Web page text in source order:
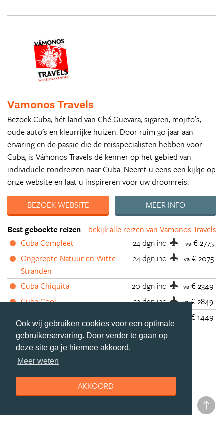
Ook wij gebruiken cookies voor een optimale
gebruikerservaring. Door verder te gaan op
deze site ga je hiermee akkoord.
Meer weten
AKKOORD
Vamonos Travels
Bezoek Cuba, hét land van Ché Guevara, sigaren, mojito’s,
oude auto’s en kleurrijke huizen. Door ruim 30 jaar aan
ervaring en de passie die de reisspecialisten hebben voor
Cuba, is Vámonos Travels dé kenner op het gebied van
individuele rondreizen naar Cuba. Neemt u eens een kijkje op
onze website en laat u inspireren voor uw droomreis.
BEZOEK WEBSITE
MEER INFO
bekijk alle reizen van Vamonos Travels
Best geboekte reizen
Cuba Compleet
24 dgn incl va € 2775
Ongerepte Natuur en Witte
Stranden
24 dgn incl va € 2075
Cuba Chiquita 20 dgn incl va € 2349
Cuba Cool
22 dgnincl va€ 2849
€ 1449